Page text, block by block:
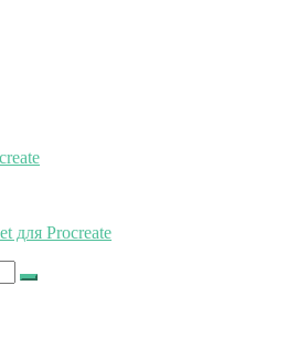
для Procreate
Найти